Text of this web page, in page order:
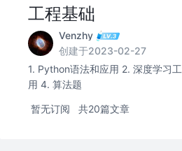
工程基础
Venzhy
创建于2023-02-27
1. Python语法和应用 2. 深度学习
用 4. 算法题
暂无订阅 共20篇文章